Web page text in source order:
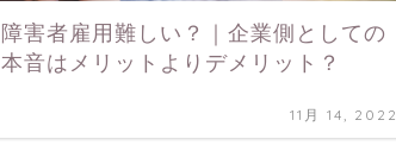
障害者雇用難しい？｜企業側としての
本音はメリットよりデメリット？
11月 14, 2022